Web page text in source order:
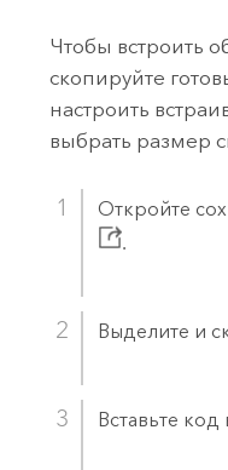
Чтобы встроить
скопируйте
настроить
выбрать размер
Откройте
.
Выделите и
Вставьте